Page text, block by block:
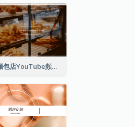
烘焙廚房麵包店YouTube頻道圖片